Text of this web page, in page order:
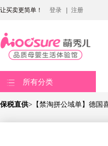
让买卖更简单！ 登录 注册
所有分类
保税直供>【禁淘拼公域单】德国